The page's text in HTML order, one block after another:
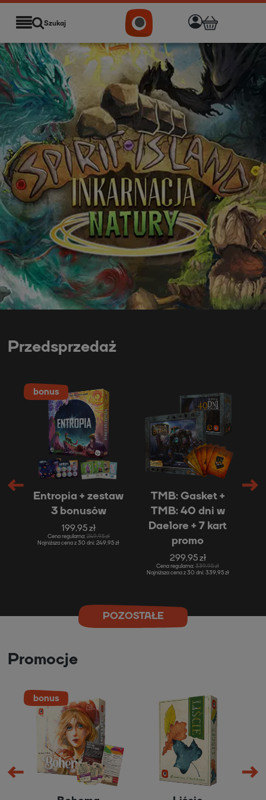
Szukaj
Przedsprzedaż
Entropia + zestaw
3 bonusów
199,95 zł
Cena regularna:249,95 zł
Najniższa cena z 30 dni:249,95 zł
TMB: Gasket +
TMB: 40 dni w
Daelore + 7 kart
promo
299,95 zł
Cena regularna:339,95 zł
Najniższa cena z 30 dni:339,95 zł
POZOSTAŁE
Promocje